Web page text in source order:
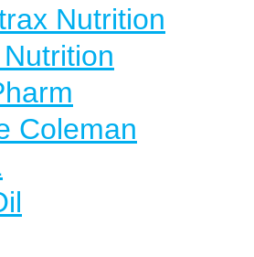
Nutrition
Coleman